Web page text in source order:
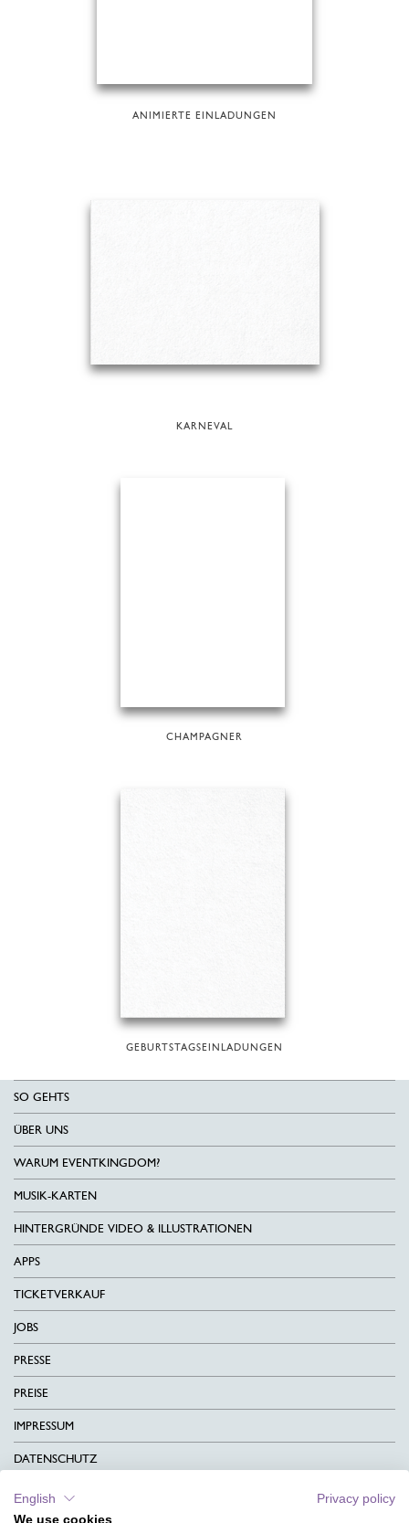
ANIMIERTE EINLADUNGEN
KARNEVAL
CHAMPAGNER
GEBURTSTAGSEINLADUNGEN
SO GEHTS
ÜBER UNS
WARUM EVENTKINGDOM?
MUSIK-KARTEN
HINTERGRÜNDE VIDEO & ILLUSTRATIONEN
APPS
TICKETVERKAUF
JOBS
PRESSE
PREISE
IMPRESSUM
DATENSCHUTZ
KONTAKT
English
Privacy policy
We use cookies